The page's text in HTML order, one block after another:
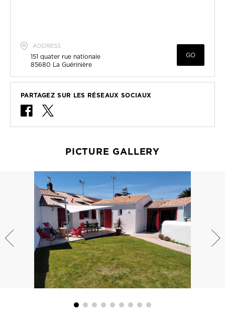
ADDRESS
151 quater rue nationale
85680 La Guérinière
GO
PARTAGEZ SUR LES RÉSEAUX SOCIAUX
PICTURE GALLERY